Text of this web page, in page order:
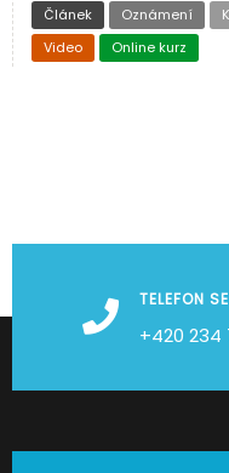
Článek
Oznámení
Video
Online kurz
TELEFON
+420 234